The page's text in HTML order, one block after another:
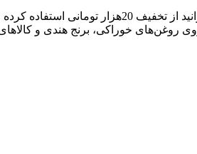
روغن‌های خوراکی، برنج هندی و